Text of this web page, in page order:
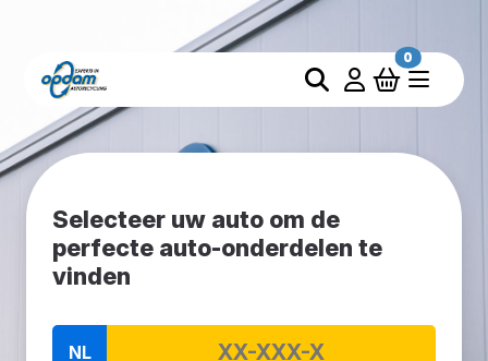
0
Selecteer uw auto om de
perfecte auto-onderdelen te
vinden
NL